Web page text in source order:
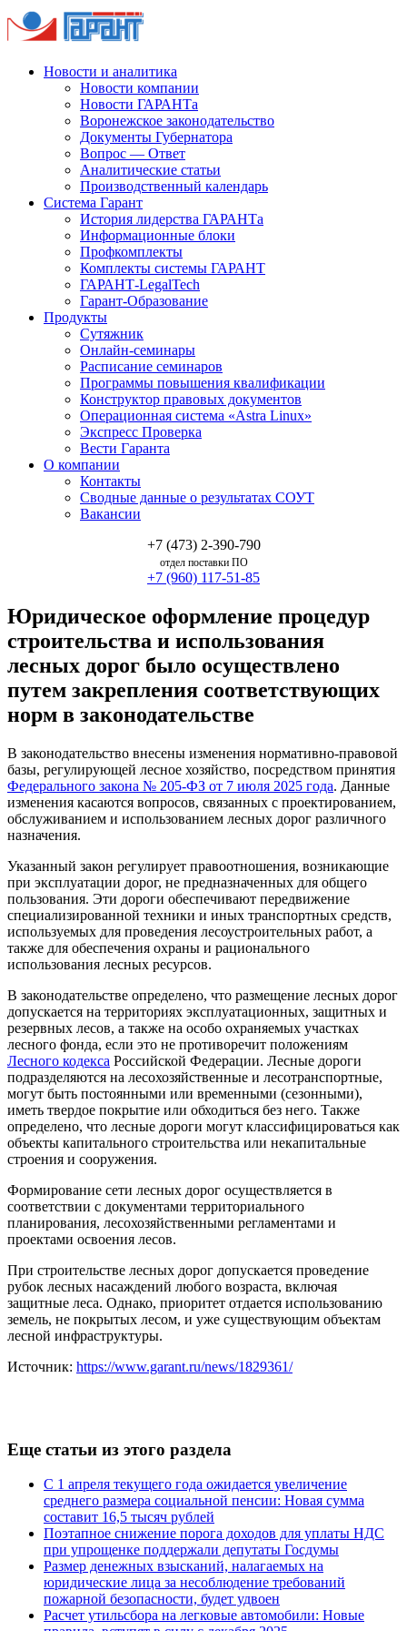
Новости и аналитика
Новости компании
Новости ГАРАНТа
Воронежское законодательство
Документы Губернатора
Вопрос — Ответ
Аналитические статьи
Производственный календарь
Система Гарант
История лидерства ГАРАНТа
Информационные блоки
Профкомплекты
Комплекты системы ГАРАНТ
ГАРАНТ-LegalTech
Гарант-Образование
Продукты
Сутяжник
Онлайн-семинары
Расписание семинаров
Программы повышения квалификации
Конструктор правовых документов
Операционная система «Astra Linux»
Экспресс Проверка
Вести Гаранта
О компании
Контакты
Сводные данные о результатах СОУТ
Вакансии
+7 (473) 2-390-790
отдел поставки ПО
+7 (960) 117-51-85
Юридическое оформление процедур
строительства и использования
лесных дорог было осуществлено
путем закрепления соответствующих
норм в законодательстве
В законодательство внесены изменения нормативно-правовой
базы, регулирующей лесное хозяйство, посредством принятия
Федерального закона № 205-ФЗ от 7 июля 2025 года. Данные
изменения касаются вопросов, связанных с проектированием,
обслуживанием и использованием лесных дорог различного
назначения.
Указанный закон регулирует правоотношения, возникающие
при эксплуатации дорог, не предназначенных для общего
пользования. Эти дороги обеспечивают передвижение
специализированной техники и иных транспортных средств,
используемых для проведения лесоустроительных работ, а
также для обеспечения охраны и рационального
использования лесных ресурсов.
В законодательстве определено, что размещение лесных дорог
допускается на территориях эксплуатационных, защитных и
резервных лесов, а также на особо охраняемых участках
лесного фонда, если это не противоречит положениям
Лесного кодекса Российской Федерации. Лесные дороги
подразделяются на лесохозяйственные и лесотранспортные,
могут быть постоянными или временными (сезонными),
иметь твердое покрытие или обходиться без него. Также
определено, что лесные дороги могут классифицироваться как
объекты капитального строительства или некапитальные
строения и сооружения.
Формирование сети лесных дорог осуществляется в
соответствии с документами территориального
планирования, лесохозяйственными регламентами и
проектами освоения лесов.
При строительстве лесных дорог допускается проведение
рубок лесных насаждений любого возраста, включая
защитные леса. Однако, приоритет отдается использованию
земель, не покрытых лесом, и уже существующим объектам
лесной инфраструктуры.
Источник: https://www.garant.ru/news/1829361/
Еще статьи из этого раздела
С 1 апреля текущего года ожидается увеличение
среднего размера социальной пенсии: Новая сумма
составит 16,5 тысяч рублей
Поэтапное снижение порога доходов для уплаты НДС
при упрощенке поддержали депутаты Госдумы
Размер денежных взысканий, налагаемых на
юридические лица за несоблюдение требований
пожарной безопасности, будет удвоен
Расчет утильсбора на легковые автомобили: Новые